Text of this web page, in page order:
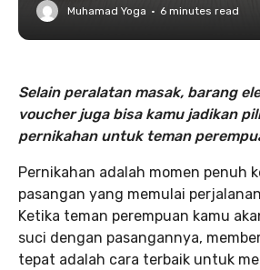
Muhamad Yoga · 6 minutes read
Selain peralatan masak, barang
voucher juga bisa kamu jadikan
pernikahan untuk teman
Pernikahan adalah momen penuh
pasangan yang memulai
Ketika teman perempuan kamu
suci dengan pasangannya,
tepat adalah cara terbaik untuk